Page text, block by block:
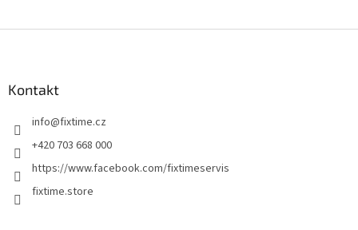
Kontakt
info@fixtime.cz
+420 703 668 000
https://www.facebook.com/fixtimeservis
fixtime.store